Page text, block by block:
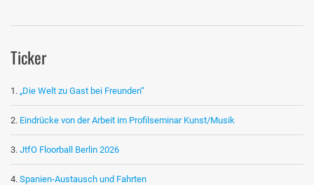
Ticker
„Die Welt zu Gast bei Freunden“
Eindrücke von der Arbeit im Profilseminar Kunst/Musik
JtfO Floorball Berlin 2026
Spanien-Austausch und Fahrten